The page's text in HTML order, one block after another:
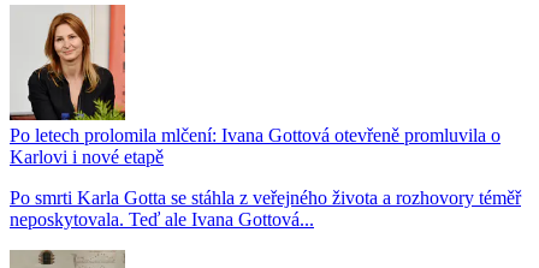
Po letech prolomila mlčení: Ivana Gottová otevřeně promluvila o
Karlovi i nové etapě
Po smrti Karla Gotta se stáhla z veřejného života a rozhovory téměř
neposkytovala. Teď ale Ivana Gottová...